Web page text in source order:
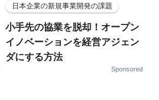
日本企業の新規事業開発の課題
小手先の協業を脱却！オープン
イノベーションを経営アジェン
ダにする方法
Sponsored